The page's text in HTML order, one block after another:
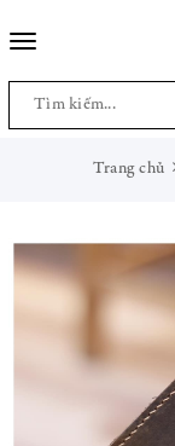
Toggle
Trang chủ